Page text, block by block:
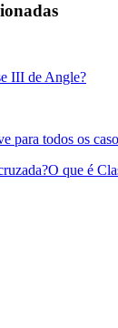
III de Angle?
para todos os
O que é